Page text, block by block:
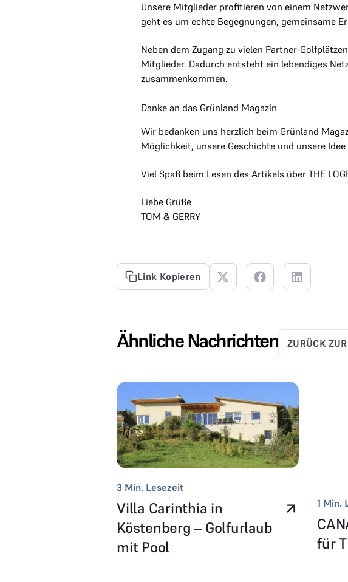
Unsere Mitglieder profitieren von einem
geht es um echte Begegnungen, gemeinsame
Neben dem Zugang zu vielen Partner-
Mitglieder. Dadurch entsteht ein lebendiges
zusammenkommen.
Danke an das Grünland Magazin
Wir bedanken uns herzlich beim Grünland
Möglichkeit, unsere Geschichte und unsere
Viel Spaß beim Lesen des Artikels über THE
Liebe Grüße
TOM & GERRY
Link Kopieren
Ähnliche Nachrichten ZURÜCK
3 Min. Lesezeit
Villa Carinthia in
Köstenberg – Golfurlaub
mit Pool
1 Min.
für